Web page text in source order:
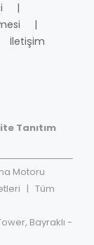
İletişim
Tanıtım
Motoru
| Tüm
Bayraklı -